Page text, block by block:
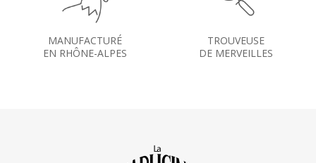
MANUFACTURÉ
EN RHÔNE-ALPES
TROUVEUSE
DE MERVEILLES